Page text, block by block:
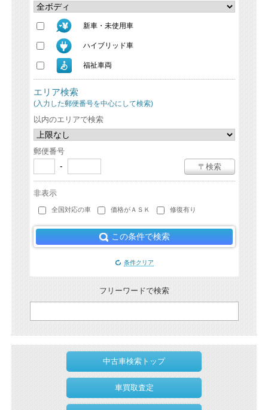
新車・未使用車
ハイブリッド車
福祉車両
エリア検索
(入力した郵便番号を中心にして検索)
以内のエリアで検索
郵便番号
- 〒検索
非表示
全国対応の車 価格がＡＳＫ 修復有り
この条件で検索
条件クリア
フリーワードで検索
中古車検索トップ
車買取査定